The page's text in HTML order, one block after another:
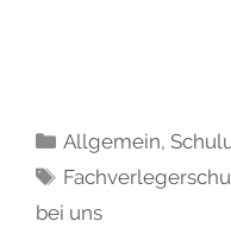
Allgemein,
bei uns